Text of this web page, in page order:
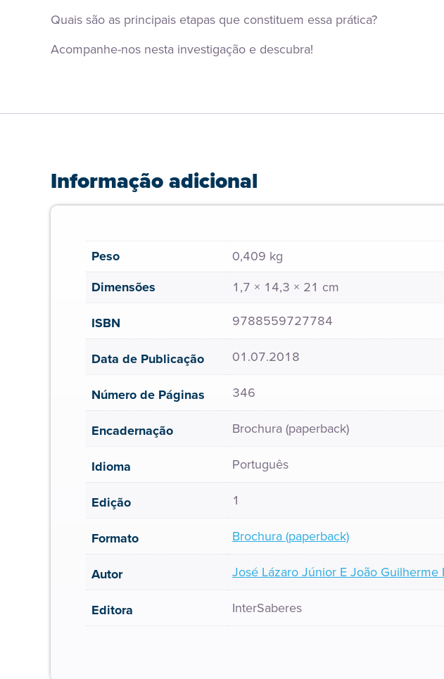
Quais são as principais etapas que constituem essa prática?
Acompanhe-nos nesta investigação e descubra!
Informação adicional
Peso
0,409 kg
Dimensões
1,7 × 14,3 × 21 cm
ISBN
9788559727784
Data de Publicação 01.07.2018
Número de Páginas 346
Encadernação Brochura (paperback)
Idioma Português
Edição 1
Formato Brochura (paperback)
Autor José Lázaro Júnior E João
Editora InterSaberes